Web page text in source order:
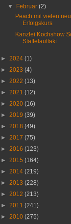
▼
Februar(2)
Peach mit vielen
Erfolgskurs
Kanzlei Kochshow
Staffelauftakt
► 2024 (1)
► 2023 (4)
► 2022 (13)
► 2021 (12)
► 2020 (16)
► 2019 (39)
► 2018 (49)
► 2017 (75)
► 2016 (123)
► 2015 (164)
► 2014 (219)
► 2013 (228)
► 2012 (213)
► 2011 (241)
► 2010 (275)